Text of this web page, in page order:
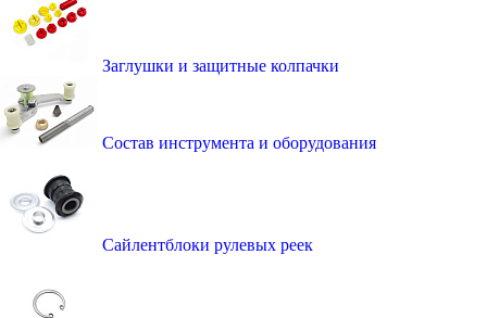
Заглушки и защитные колпачки
Состав инструмента и оборудования
Сайлентблоки рулевых реек